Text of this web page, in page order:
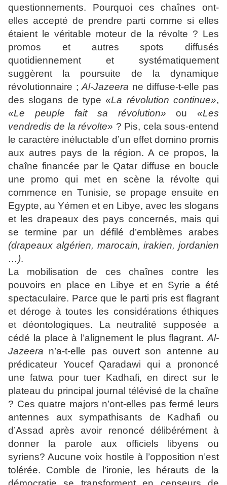
questionnements. Pourquoi ces chaînes ont-
elles accepté de prendre parti comme si elles
étaient le véritable moteur de la révolte ? Les
promos et autres spots diffusés
quotidiennement et systématiquement
suggèrent la poursuite de la dynamique
révolutionnaire ;Al-Jazeera ne diffuse-t-elle pas
des slogans de type«La révolution continue»,
«Le peuple fait sa révolution» ou«Les
vendredis de la révolte» ? Pis, cela sous-entend
le caractère inéluctable d’un effet domino promis
aux autres pays de la région. A ce propos, la
chaîne financée par le Qatar diffuse en boucle
une promo qui met en scène la révolte qui
commence en Tunisie, se propage ensuite en
Egypte, au Yémen et en Libye, avec les slogans
et les drapeaux des pays concernés, mais qui
se termine par un défilé d’emblèmes arabes
(drapeaux algérien, marocain, irakien, jordanien
…).
La mobilisation de ces chaînes contre les
pouvoirs en place en Libye et en Syrie a été
spectaculaire. Parce que le parti pris est flagrant
et déroge à toutes les considérations éthiques
et déontologiques. La neutralité supposée a
cédé la place à l’alignement le plus flagrant. Al-
Jazeera n’a-t-elle pas ouvert son antenne au
prédicateur Youcef Qaradawi qui a prononcé
une fatwa pour tuer Kadhafi, en direct sur le
plateau du principal journal télévisé de la chaîne
? Ces quatre majors n’ont-elles pas fermé leurs
antennes aux sympathisants de Kadhafi ou
d’Assad après avoir renoncé délibérément à
donner la parole aux officiels libyens ou
syriens? Aucune voix hostile à l’opposition n’est
tolérée. Comble de l’ironie, les hérauts de la